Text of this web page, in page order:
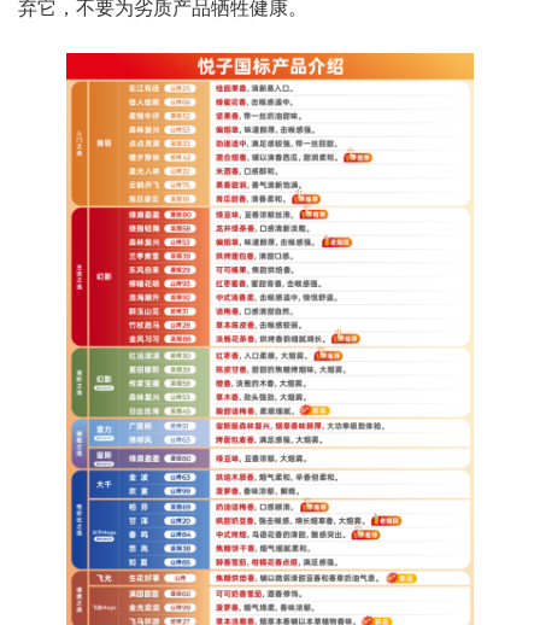
弃它，不要为劣质产品牺牲健康。